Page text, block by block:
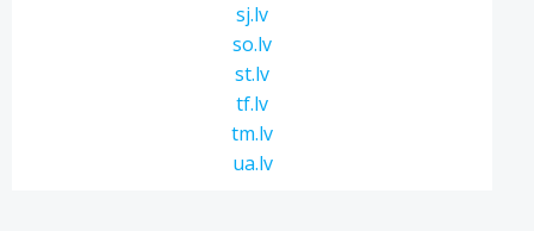
sj.lv
so.lv
st.lv
tf.lv
tm.lv
ua.lv